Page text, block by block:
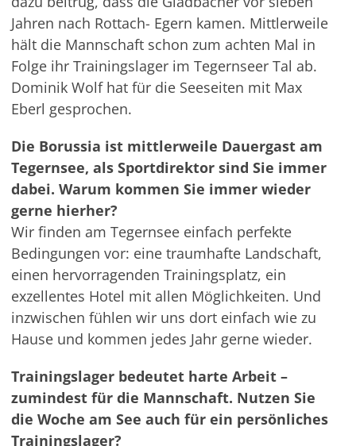
Jahren nach Rottach- Egern kamen. Mittlerweile
hält die Mannschaft schon zum achten Mal in
Folge ihr Trainingslager im Tegernseer Tal ab.
Dominik Wolf hat für die Seeseiten mit Max
Eberl gesprochen.
Die Borussia ist mittlerweile Dauergast am
Tegernsee, als Sportdirektor sind Sie immer
dabei. Warum kommen Sie immer wieder
gerne hierher?
Wir finden am Tegernsee einfach perfekte
Bedingungen vor: eine traumhafte Landschaft,
einen hervorragenden Trainingsplatz, ein
exzellentes Hotel mit allen Möglichkeiten. Und
inzwischen fühlen wir uns dort einfach wie zu
Hause und kommen jedes Jahr gerne wieder.
Trainingslager bedeutet harte Arbeit –
zumindest für die Mannschaft. Nutzen Sie
die Woche am See auch für ein persönliches
Trainingslager?